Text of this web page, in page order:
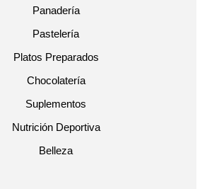
Panadería
Pastelería
Platos Preparados
Chocolatería
Suplementos
Nutrición Deportiva
Belleza